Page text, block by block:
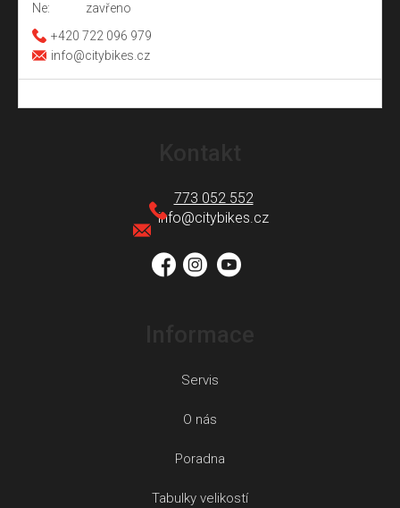
Ne:
zavřeno
+420 722 096 979
info@citybikes.cz
info@citybikes.cz
773 052 552
Servis
O nás
Poradna
Tabulky velikostí